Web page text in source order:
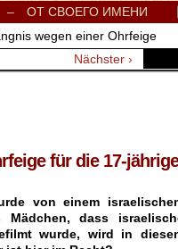
Völkerverständigung und
– ОТ СВОЕГО ИМЕНИ
wegen einer Ohrfeige
Nächster ›
für die 17-jährige
von einem
dass
wurde, wird in